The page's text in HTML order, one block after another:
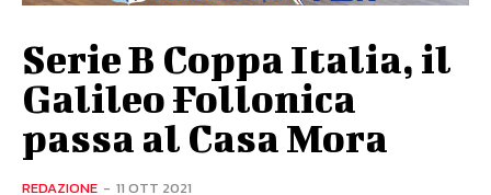
Serie B Coppa Italia, il
Galileo Follonica
passa al Casa Mora
REDAZIONE - 11 OTT 2021